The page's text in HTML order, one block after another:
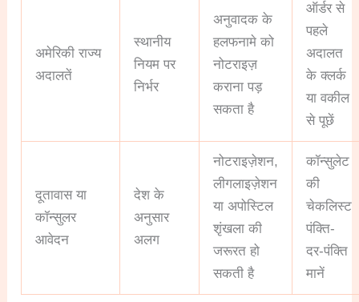
अमेरिकी राज्य
अदालतें
स्थानीय
नियम पर
निर्भर
अनुवादक के
हलफनामे को
नोटराइज़
कराना पड़
सकता है
ऑर्डर से
पहले
अदालत
के क्लर्क
या वकील
से पूछें
दूतावास या
कॉन्सुलर
आवेदन
देश के
अनुसार
अलग
नोटराइज़ेशन,
लीगलाइज़ेशन
या अपोस्टिल
शृंखला की
जरूरत हो
सकती है
कॉन्सुलेट
की
चेकलिस्ट
पंक्ति-
दर-पंक्ति
मानें